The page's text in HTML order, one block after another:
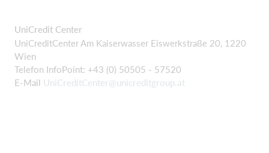
UniCredit Center
UniCreditCenter Am Kaiserwasser Eiswerkstraße 20, 1220
Wien
Telefon InfoPoint: +43 (0) 50505 - 57520
E-Mail UniCreditCenter@unicreditgroup.at